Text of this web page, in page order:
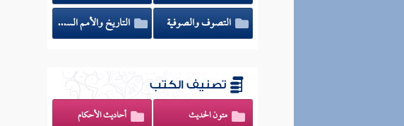
التصوف والصوفية
التاريخ والأمم السابقة
تصنيف الكتب
متون الحديث أحاديث الأحكام